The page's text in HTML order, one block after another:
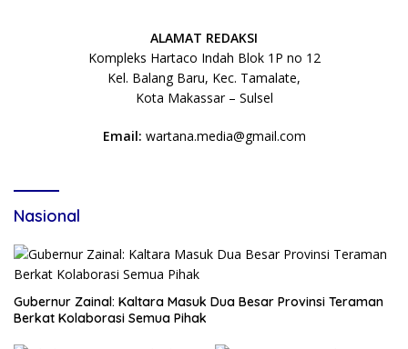
ALAMAT REDAKSI
Kompleks Hartaco Indah Blok 1P no 12
Kel. Balang Baru, Kec. Tamalate,
Kota Makassar – Sulsel
Email: wartana.media@gmail.com
Nasional
Gubernur Zainal: Kaltara Masuk Dua Besar Provinsi Teraman
Berkat Kolaborasi Semua Pihak